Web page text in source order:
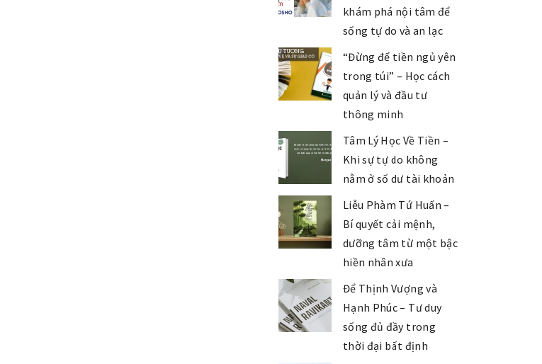
khám phá nội tâm để
sống tự do và an lạc
“Đừng để tiền ngủ yên
trong túi” – Học cách
quản lý và đầu tư
thông minh
Tâm Lý Học Về Tiền –
Khi sự tự do không
nằm ở số dư tài khoản
Liễu Phàm Tứ Huấn –
Bí quyết cải mệnh,
dưỡng tâm từ một bậc
hiền nhân xưa
Để Thịnh Vượng và
Hạnh Phúc – Tư duy
sống đủ đầy trong
thời đại bất định